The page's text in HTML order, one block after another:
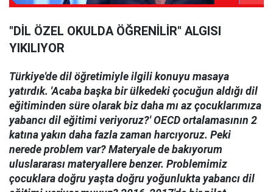
"DİL ÖZEL OKULDA ÖĞRENİLİR" ALGISI
YIKILIYOR
Türkiye'de dil öğretimiyle ilgili konuyu masaya
yatırdık. 'Acaba başka bir ülkedeki çocuğun aldığı dil
eğitiminden süre olarak biz daha mı az çocuklarımıza
yabancı dil eğitimi veriyoruz?' OECD ortalamasının 2
katına yakın daha fazla zaman harcıyoruz. Peki
nerede problem var? Materyale de bakıyorum
uluslararası materyallere benzer. Problemimiz
çocuklara doğru yaşta doğru yoğunlukta yabancı dil